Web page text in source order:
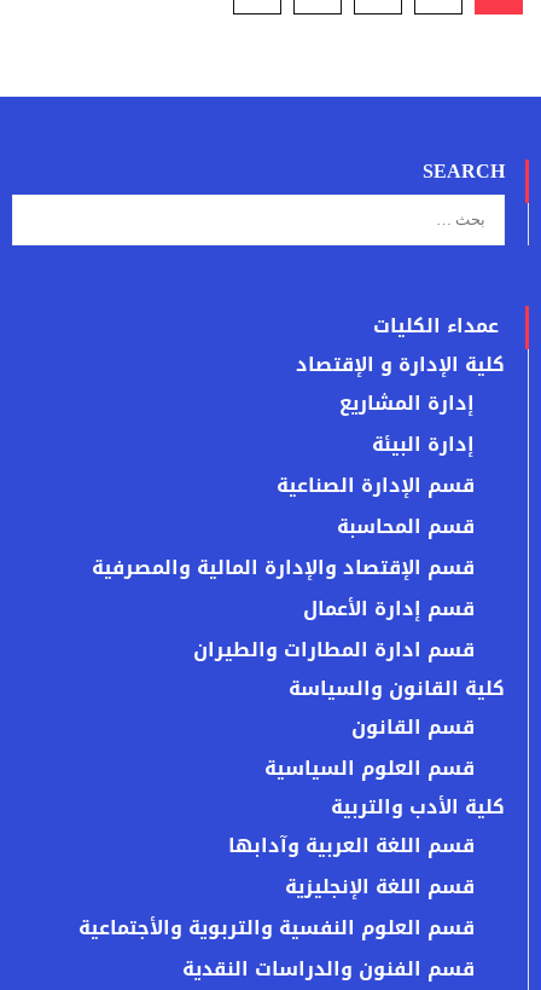
SEARCH
عمداء الكليات
كلية الإدارة و الإقتصاد
إدارة المشاريع
إدارة البيئة
قسم الإدارة الصناعية
قسم المحاسبة
قسم الإقتصاد والإدارة المالية والمصرفية
قسم إدارة الأعمال
قسم ادارة المطارات والطيران
كلية القانون والسياسة
قسم القانون
قسم العلوم السياسية
كلية الأدب والتربية
قسم اللغة العربية وآدابها
قسم اللغة الإنجليزية
قسم العلوم النفسية والتربوية والأجتماعية
قسم الفنون والدراسات النقدية